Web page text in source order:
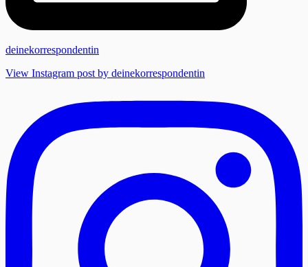
deinekorrespondentin
View Instagram post by deinekorrespondentin